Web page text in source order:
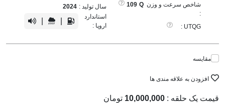
شاخص سرعت و وزن
:
Q
109
UTQG :
سال تولید : 2024
استاندارد
اروپا :
مقایسه
افزودن به علاقه مندی ها
قیمت یک حلقه : 10,000,000 تومان